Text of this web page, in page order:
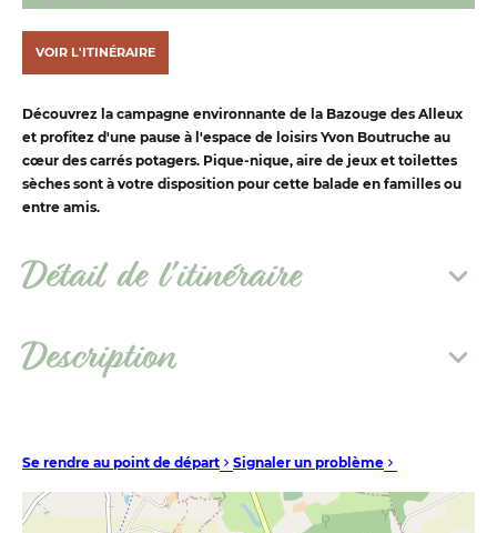
Découvrez la campagne environnante de la Bazouge des Alleux
et profitez d'une pause à l'espace de loisirs Yvon Boutruche au
cœur des carrés potagers. Pique-nique, aire de jeux et toilettes
sèches sont à votre disposition pour cette balade en familles ou
entre amis.
Détail de l'itinéraire
Description
VOIR L'ITINÉRAIRE
Se rendre au point de départ Signaler un problème